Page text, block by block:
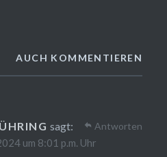
AUCH KOMMENTIEREN
sagt:
um 8:01 p.m. Uhr
Antworten